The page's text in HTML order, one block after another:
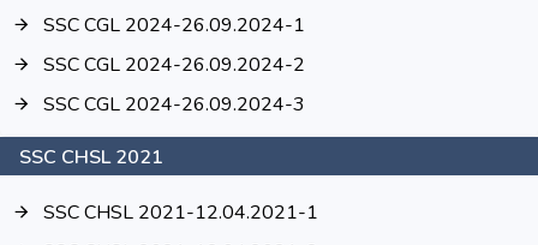
SSC CGL 2024-26.09.2024-1
SSC CGL 2024-26.09.2024-2
SSC CGL 2024-26.09.2024-3
SSC CHSL 2021
SSC CHSL 2021-12.04.2021-1